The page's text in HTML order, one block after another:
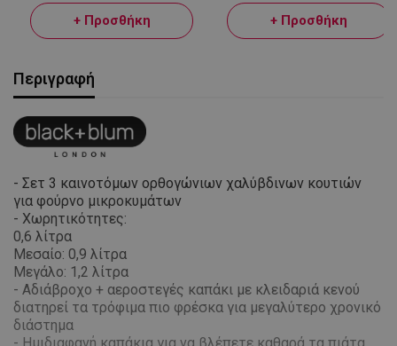
+ Προσθήκη + Προσθήκη
Περιγραφή
- Σετ 3 καινοτόμων ορθογώνιων χαλύβδινων κουτιών
για φούρνο μικροκυμάτων
- Χωρητικότητες:
0,6 λίτρα
Μεσαίο: 0,9 λίτρα
Μεγάλο: 1,2 λίτρα
- Αδιάβροχο + αεροστεγές καπάκι με κλειδαριά κενού
διατηρεί τα τρόφιμα πιο φρέσκα για μεγαλύτερο χρονικό
διάστημα